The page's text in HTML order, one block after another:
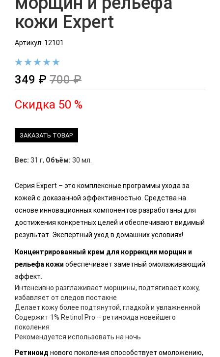
кожи Expert
Артикул: 12101
349 ₽ 700 ₽
Скидка 50 %
ЗАКАЗАТЬ ТОВАР
Вес: 31 г, Объём: 30 мл.
Серия Expert – это комплексные программы ухода за
кожей с доказанной эффективностью. Средства на
основе инновационных компонентов разработаны для
достижения конкретных целей и обеспечивают видимый
результат. Экспертный уход в домашних условиях!
Концентрированный крем для коррекции морщин и
рельефа кожи обеспечивает заметный омолаживающий
эффект.
Интенсивно разглаживает морщины, подтягивает кожу,
избавляет от следов постакне
Делает кожу более подтянутой, гладкой и увлажненной
Содержит 1% Retinol Pro – ретиноида новейшего
поколения
Рекомендуется использовать на ночь
Ретиноид нового поколения способствует омоложению,